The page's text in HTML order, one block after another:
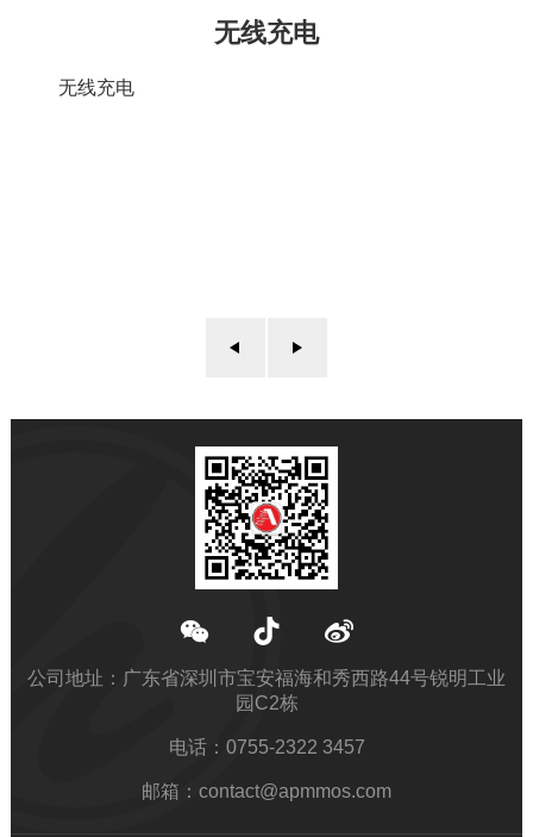
无线充电
无线充电
公司地址：广东省深圳市宝安福海和秀西路44号锐明工业
园C2栋
电话：0755-2322 3457
邮箱：contact@apmmos.com